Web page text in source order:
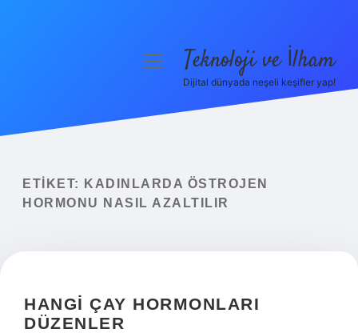
Yasal Uyarı
menüyüTeknoloji ve İlham
Dijital dünyada neşeli keşifler yap!
ETIKET:
KADINLARDA ÖSTROJEN
HORMONU NASIL AZALTILIR
HANGI ÇAY HORMONLARI
DÜZENLER